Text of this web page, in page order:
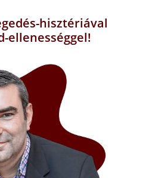
hisztériával
ellenességgel!